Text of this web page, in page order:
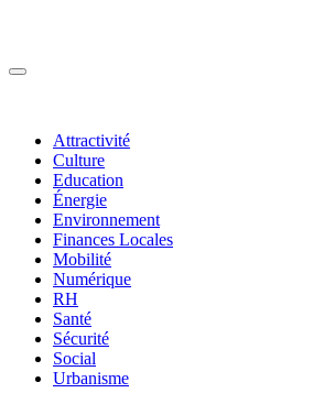
Attractivité
Culture
Education
Énergie
Environnement
Finances Locales
Mobilité
Numérique
RH
Santé
Sécurité
Social
Urbanisme